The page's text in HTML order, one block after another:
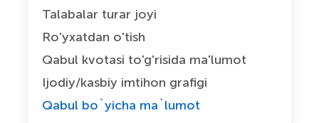
Talabalar turar joyi
Ro'yxatdan o'tish
Qabul kvotasi to'g'risida ma'lumot
Ijodiy/kasbiy imtihon grafigi
Qabul bo`yicha ma`lumot